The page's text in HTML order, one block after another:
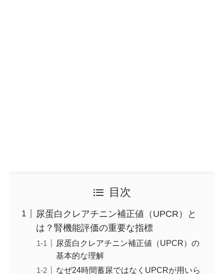
目次
尿蛋白クレアチニン補正値（UPCR）と
は？腎機能評価の重要な指標
尿蛋白クレアチニン補正値（UPCR）の
基本的な理解
なぜ24時間蓄尿ではなくUPCRが用いら